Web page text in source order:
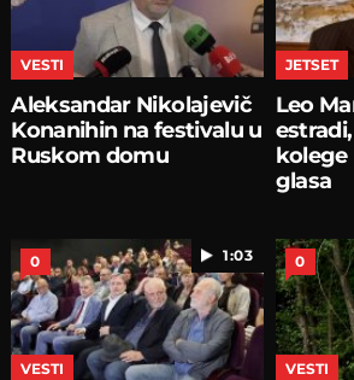
VESTI
Aleksandar Nikolajevič
Konanihin na festivalu u
Ruskom domu
JETSET
Leo
kolege
glasa
1:03
0
VESTI
0
VESTI